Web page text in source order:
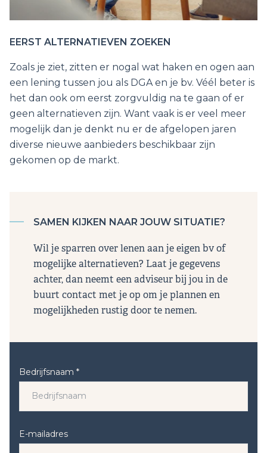
EERST ALTERNATIEVEN ZOEKEN
Zoals je ziet, zitten er nogal wat haken en ogen aan
een lening tussen jou als DGA en je bv. Véél beter is
het dan ook om eerst zorgvuldig na te gaan of er
geen alternatieven zijn. Want vaak is er veel meer
mogelijk dan je denkt nu er de afgelopen jaren
diverse nieuwe aanbieders beschikbaar zijn
gekomen op de markt.
SAMEN KIJKEN NAAR JOUW SITUATIE?
Wil je sparren over lenen aan je eigen bv of
mogelijke alternatieven? Laat je gegevens
achter, dan neemt een adviseur bij jou in de
buurt contact met je op om je plannen en
mogelijkheden rustig door te nemen.
Bedrijfsnaam *
E-mailadres